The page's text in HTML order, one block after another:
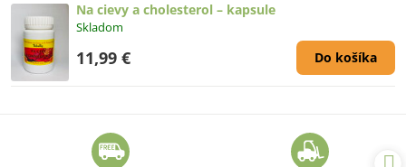
Na cievy a cholesterol – kapsule
Skladom
11,99 € Do košíka